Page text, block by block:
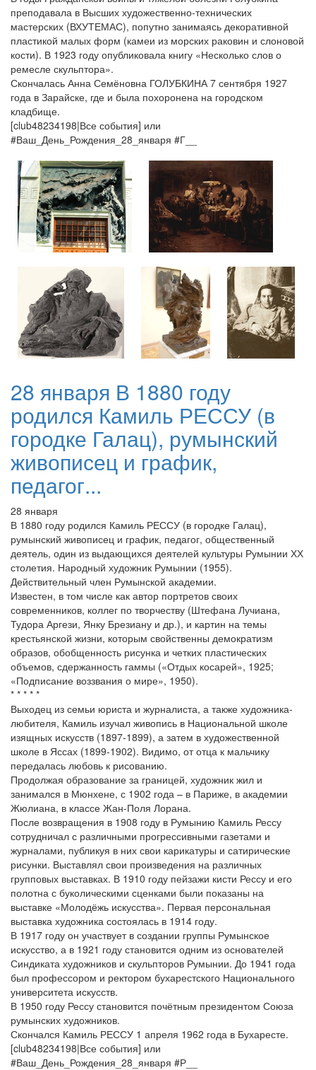
преподавала в Высших художественно-технических
мастерских (ВХУТЕМАС), попутно занимаясь декоративной
пластикой малых форм (камеи из морских раковин и слоновой
кости). В 1923 году опубликовала книгу «Несколько слов о
ремесле скульптора».
Скончалась Анна Семёновна ГОЛУБКИНА 7 сентября 1927
года в Зарайске, где и была похоронена на городском
кладбище.
[club48234198|Все события] или
#Ваш_День_Рождения_28_января #Г__
28 января В 1880 году
родился Камиль РЕССУ (в
городке Галац), румынский
живописец и график,
педагог...
28 января
В 1880 году родился Камиль РЕССУ (в городке Галац),
румынский живописец и график, педагог, общественный
деятель, один из выдающихся деятелей культуры Румынии ХХ
столетия. Народный художник Румынии (1955).
Действительный член Румынской академии.
Известен, в том числе как автор портретов своих
современников, коллег по творчеству (Штефана Лучиана,
Тудора Аргези, Янку Брезиану и др.), и картин на темы
крестьянской жизни, которым свойственны демократизм
образов, обобщенность рисунка и четких пластических
объемов, сдержанность гаммы («Отдых косарей», 1925;
«Подписание воззвания о мире», 1950).
* * * * *
Выходец из семьи юриста и журналиста, а также художника-
любителя, Камиль изучал живопись в Национальной школе
изящных искусств (1897-1899), а затем в художественной
школе в Яссах (1899-1902). Видимо, от отца к мальчику
передалась любовь к рисованию.
Продолжая образование за границей, художник жил и
занимался в Мюнхене, с 1902 года – в Париже, в академии
Жюлиана, в классе Жан-Поля Лорана.
После возвращения в 1908 году в Румынию Камиль Рессу
сотрудничал с различными прогрессивными газетами и
журналами, публикуя в них свои карикатуры и сатирические
рисунки. Выставлял свои произведения на различных
групповых выставках. В 1910 году пейзажи кисти Рессу и его
полотна с буколическими сценками были показаны на
выставке «Молодёжь искусства». Первая персональная
выставка художника состоялась в 1914 году.
В 1917 году он участвует в создании группы Румынское
искусство, а в 1921 году становится одним из основателей
Синдиката художников и скульпторов Румынии. До 1941 года
был профессором и ректором бухарестского Национального
университета искусств.
В 1950 году Рессу становится почётным президентом Союза
румынских художников.
Скончался Камиль РЕССУ 1 апреля 1962 года в Бухаресте.
[club48234198|Все события] или
#Ваш_День_Рождения_28_января #Р__